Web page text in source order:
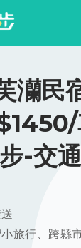
灡民
-交
旅行、跨縣